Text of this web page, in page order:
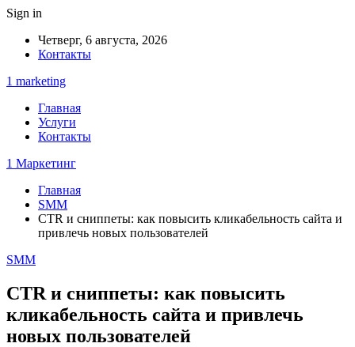
Sign in
Четверг, 6 августа, 2026
Контакты
1 marketing
Главная
Услуги
Контакты
1 Маркетинг
Главная
SMM
CTR и сниппеты: как повысить кликабельность сайта и
привлечь новых пользователей
SMM
CTR и сниппеты: как повысить
кликабельность сайта и привлечь
новых пользователей